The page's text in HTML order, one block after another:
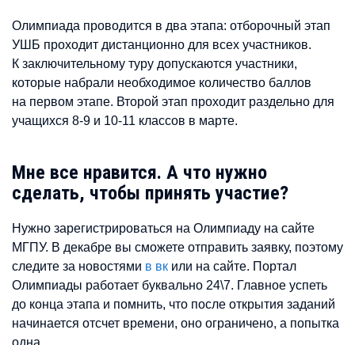
Олимпиада проводится в два этапа: отборочный этап
УШБ проходит дистанционно для всех участников.
К заключительному туру допускаются участники,
которые набрали необходимое количество баллов
на первом этапе. Второй этап проходит раздельно для
учащихся 8-9 и 10-11 классов в марте.
Мне все нравится. А что нужно
сделать, чтобы принять участие?
Нужно зарегистрироваться на Олимпиаду на сайте
МГПУ. В декабре вы сможете отправить заявку, поэтому
следите за новостями в вк или на сайте. Портал
Олимпиады работает буквально 24\7. Главное успеть
до конца этапа и помнить, что после открытия заданий
начинается отсчет времени, оно ограничено, а попытка
одна.